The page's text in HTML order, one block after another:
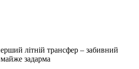
літній трансфер – забивний
задарма